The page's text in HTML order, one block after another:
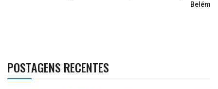
Belém
POSTAGENS RECENTES